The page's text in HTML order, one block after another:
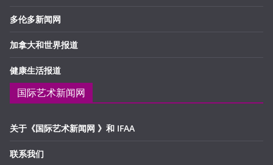
多伦多新闻网
加拿大和世界报道
健康生活报道
国际艺术新闻网
关于《国际艺术新闻网 》和 IFAA
联系我们